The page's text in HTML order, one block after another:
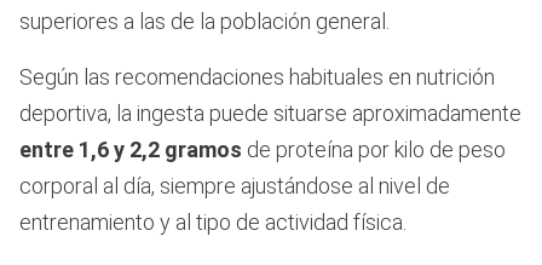
superiores a las de la población general.
Según las recomendaciones habituales en nutrición
deportiva, la ingesta puede situarse aproximadamente
entre 1,6 y 2,2 gramos de proteína por kilo de peso
corporal al día, siempre ajustándose al nivel de
entrenamiento y al tipo de actividad física.